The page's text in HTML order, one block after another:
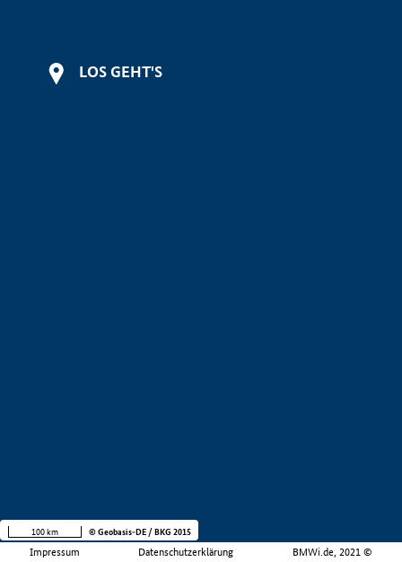
LOS GEHT'S
Impressum Datenschutzerklärung BMWi.de, 2021 ©
100 km © Geobasis-DE / BKG 2015